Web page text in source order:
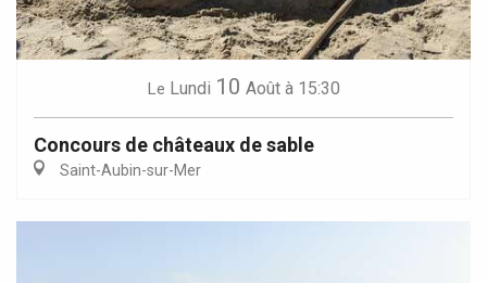
Le Lundi 10 Août à 15:30
Concours de châteaux de sable
Saint-Aubin-sur-Mer